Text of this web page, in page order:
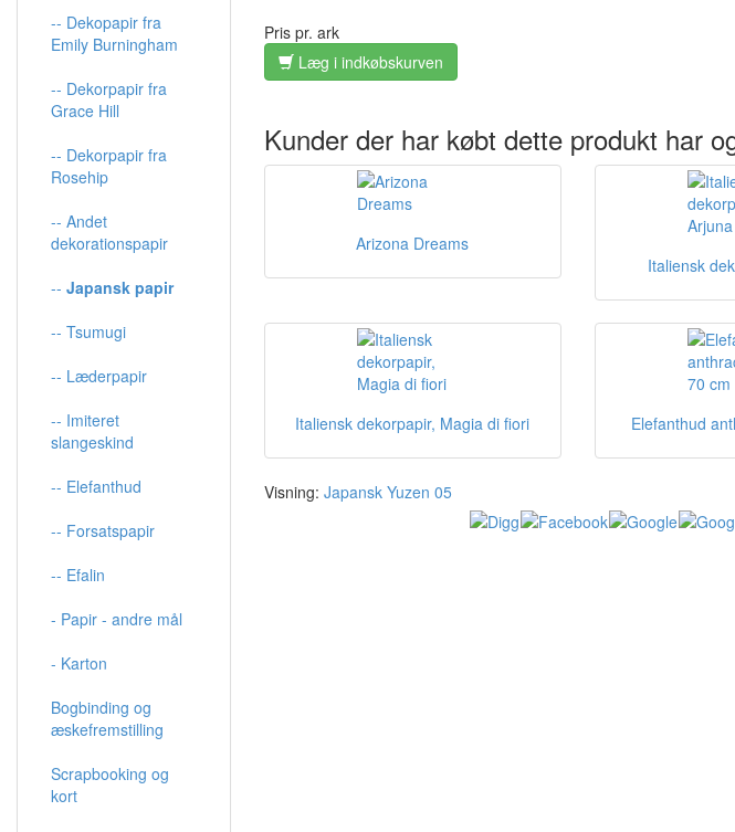
Pris pr. ark
Læg i indkøbskurven
Kunder der har købt dette produkt har
Arizona Dreams
Italiensk
Italiensk dekorpapir, Magia di fiori Elefanthud
Visning: Japansk Yuzen 05
-- Dekopapir fra
Emily Burningham
-- Dekorpapir fra
Grace Hill
-- Dekorpapir fra
Rosehip
-- Andet
dekorationspapir
-- Japansk papir
-- Tsumugi
-- Læderpapir
-- Imiteret
slangeskind
-- Elefanthud
-- Forsatspapir
-- Efalin
- Papir - andre mål
- Karton
Bogbinding og
æskefremstilling
Scrapbooking og
kort